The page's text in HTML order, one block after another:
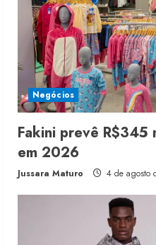
Negócios
Fakini prevê R$345
em 2026
Jussara Maturo 4 de agosto